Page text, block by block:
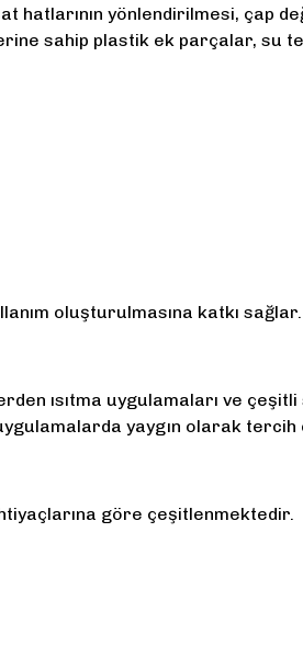
hatlarının yönlendirilmesi, çap
sahip plastik ek parçalar, su
oluşturulmasına katkı sağlar.
ısıtma uygulamaları ve çeşitli
yaygın olarak tercih
göre çeşitlenmektedir.